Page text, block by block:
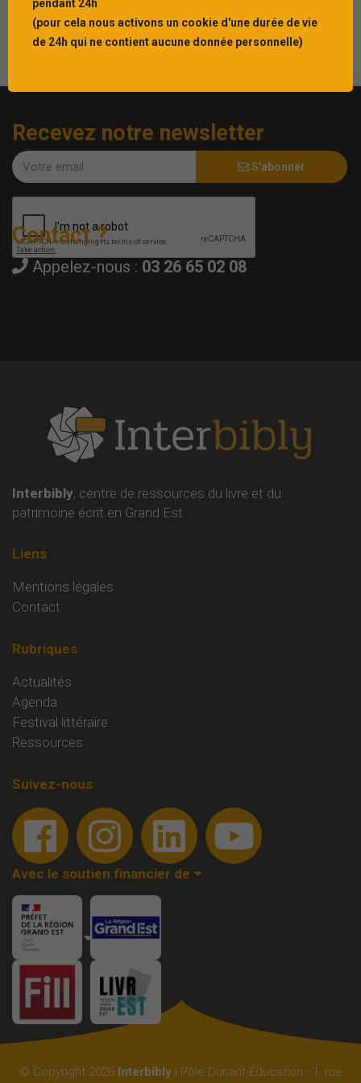
Recevez notre newsletter
S'abonner
Contact ?
Appelez-nous : 03 26 65 02 08
Interbibly, centre de ressources du livre et du
patrimoine écrit en Grand Est
Liens
Mentions légales
Contact
Rubriques
Actualités
Agenda
Festival littéraire
Ressources
Suivez-nous
Avec le soutien financier de
Membre de
pendant 24h
(pour cela nous activons un cookie d'une durée de vie
de 24h qui ne contient aucune donnée personnelle)
© Copyright 2026 Interbibly| Pôle Dunant-Éducation - 1, rue